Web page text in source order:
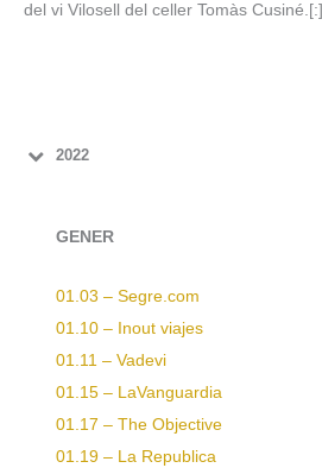
del vi Vilosell del celler Tomàs Cusiné.[:]
2022
GENER
01.03 – Segre.com
01.10 – Inout viajes
01.11 – Vadevi
01.15 – LaVanguardia
01.17 – The Objective
01.19 – La Republica